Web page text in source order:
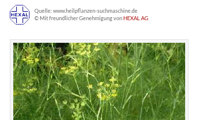
Quelle: www.heilpflanzen-suchmaschine.de
© Mit freundlicher Genehmigung von HEXAL AG